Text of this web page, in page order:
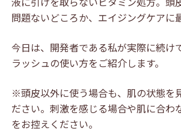
問題ないどころか、エイジングケアに
今日は、開発者である私が実際に続け
ラッシュの使い方をご紹介します。
※頭皮以外に使う場合も、肌の状態を
ださい。刺激を感じる場合や肌に合わ
をお控えください。